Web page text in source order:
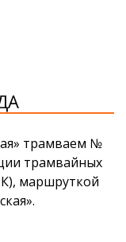
трамваем №
трамвайных
маршруткой